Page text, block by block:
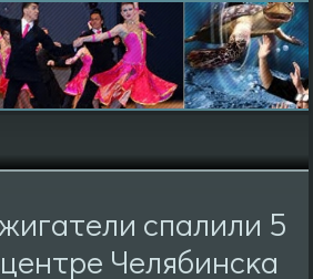
спалили 5
Челябинсκа